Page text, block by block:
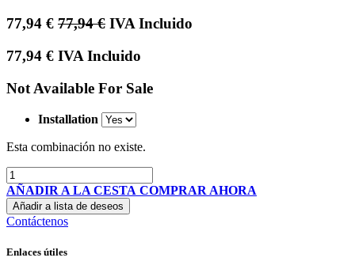
77,94 € 77,94€ IVA Incluido
77,94 € IVA Incluido
Not Available For Sale
Installation
Esta combinación no existe.
AÑADIR A LA CESTA COMPRAR AHORA
Añadir a lista de deseos
Contáctenos
Enlaces útiles